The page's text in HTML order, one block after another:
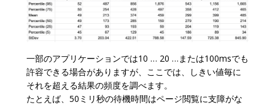
一部のアプリケーションでは10 … 20 …または100msでも
許容できる場合がありますが、ここでは、しきい値毎に
それを超える結果の頻度を調べます。
たとえば、50ミリ秒の待機時間はページ閲覧に支障がな